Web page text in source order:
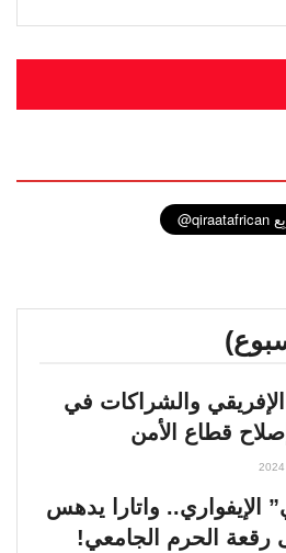
الإفريقي والشراكات في
قطاع الأمن
الإيفواري.. واتارا يدهس
رقعة الحرم الجامعي!